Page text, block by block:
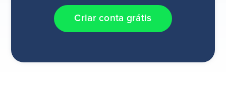
Criar conta grátis